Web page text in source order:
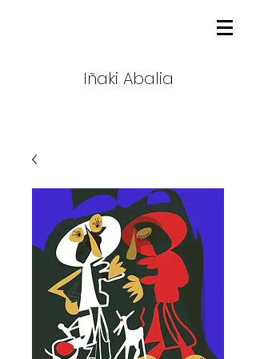
Iñaki Abalia